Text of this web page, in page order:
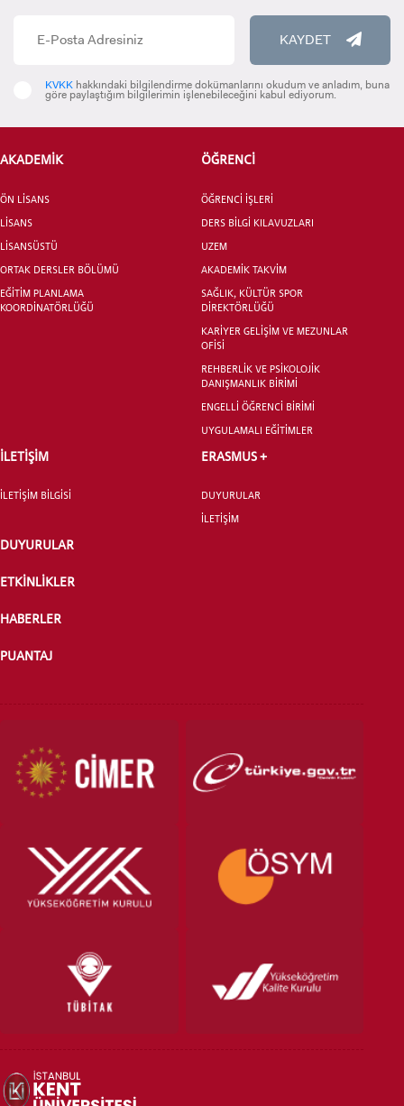
KAYDET
KVKK hakkındaki bilgilendirme dokümanlarını okudum ve anladım, buna
göre paylaştığım bilgilerimin işlenebileceğini kabul ediyorum.
AKADEMİK
ÖN LİSANS
LİSANS
LİSANSÜSTÜ
ORTAK DERSLER BÖLÜMÜ
EĞİTİM PLANLAMA
KOORDİNATÖRLÜĞÜ
ÖĞRENCİ
ÖĞRENCİ İŞLERİ
DERS BİLGİ KILAVUZLARI
UZEM
AKADEMİK TAKVİM
SAĞLIK, KÜLTÜR SPOR
DİREKTÖRLÜĞÜ
KARİYER GELİŞİM VE MEZUNLAR
OFİSİ
REHBERLİK VE PSİKOLOJİK
DANIŞMANLIK BİRİMİ
ENGELLİ ÖĞRENCİ BİRİMİ
UYGULAMALI EĞİTİMLER
İLETİŞİM
İLETİŞİM BİLGİSİ
ERASMUS +
DUYURULAR
İLETİŞİM
DUYURULAR
ETKİNLİKLER
HABERLER
PUANTAJ